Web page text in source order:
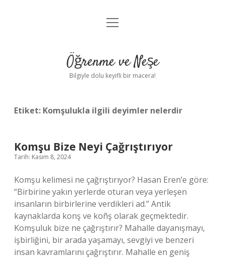
Anasayfa
Yasal Uyarı
menüyü
Öğrenme ve Neşe
Bilgiyle dolu keyifli bir macera!
Etiket: Komşulukla ilgili deyimler nelerdir
Komşu Bize Neyi Çağrıştırıyor
Tarih: Kasım 8, 2024
Komşu kelimesi ne çağrıştırıyor? Hasan Eren’e göre:
“Birbirine yakın yerlerde oturan veya yerleşen
insanların birbirlerine verdikleri ad.” Antik
kaynaklarda konş ve koñş olarak geçmektedir.
Komşuluk bize ne çağrıştırır? Mahalle dayanışmayı,
işbirliğini, bir arada yaşamayı, sevgiyi ve benzeri
insan kavramlarını çağrıştırır. Mahalle en geniş